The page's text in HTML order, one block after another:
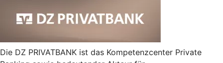
Die DZ PRIVATBANK ist das Kompetenzcenter Private